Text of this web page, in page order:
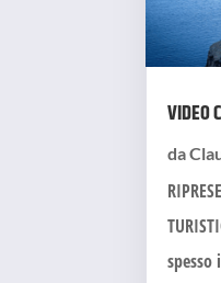
VIDEO
da